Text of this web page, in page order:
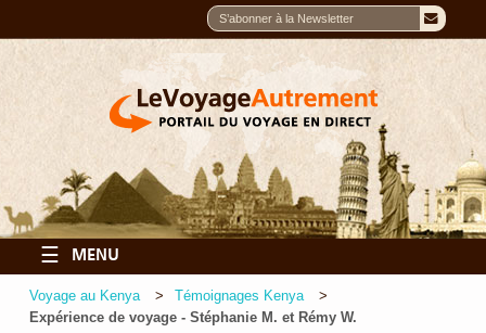
☰ MENU
Voyage au Kenya
Témoignages Kenya
Expérience de voyage - Stéphanie M. et Rémy W.